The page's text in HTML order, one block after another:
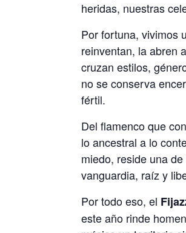
heridas, nuestras
Por fortuna, vivimos
reinventan, la abren
cruzan estilos,
no se conserva
fértil.
Del flamenco que
lo ancestral a lo
miedo, reside una
vanguardia, raíz y
Por todo eso, el
este año rinde